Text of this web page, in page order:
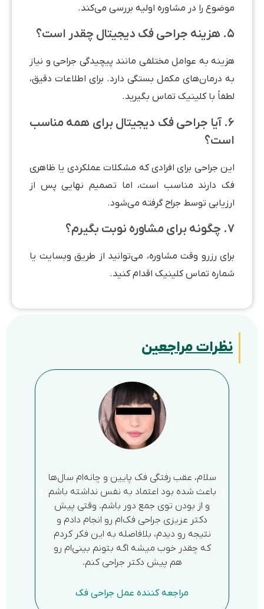
را در مشاوره اولیه بررسی می‌کند.
به عوامل مختلفی مانند پیچیدگی جراحی و نیاز
درمان‌های مکمل بستگی دارد. برای اطلاعات دقیق،
با کلینیک تماس بگیرید.
۶. آیا جراحی فک دیجیتال برای همه مناسب
جراحی برای افرادی که مشکلات عملکردی یا ظاهری
دارند مناسب است، اما تصمیم نهایی پس از
توسط جراح گرفته می‌شود.
رزرو وقت مشاوره، می‌توانید از طریق وبسایت یا
تماس کلینیک اقدام کنید.
مراجعین
سلام، عقب رفتگی فک پایین و چانه‌ام سال‌ها
باعث شده بود اعتماد به نفس نداشته باشم
و از بودن توی جمع دور باشم. وقتی پیش
دکتر عزیزی جراحی فک‌ام رو انجام دادم و
نتیجه رو دیدم، بلافاصله به این فکر کردم
که چقدر خوب میشه اگه بتونم بینی‌ام رو
هم پیش دکتر جراحی کنم.
مراجعه کننده عمل جراحی فک
فک بالای
کشیدنم
خواب داشتم.
ریزی کرده